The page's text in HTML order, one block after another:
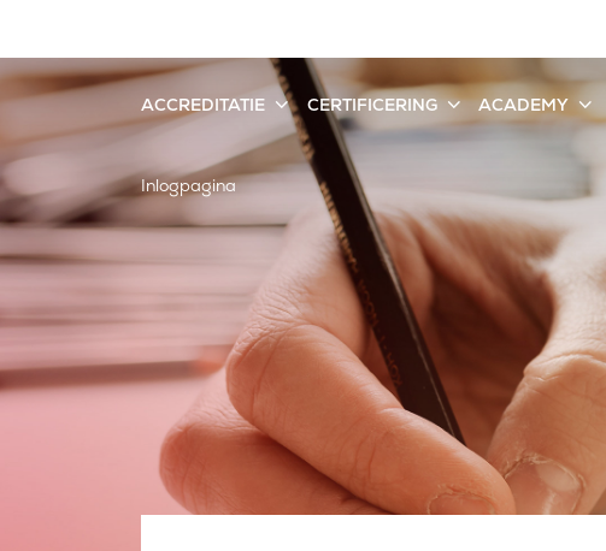
ACCREDITATIE CERTIFICERING ACADEMY
Inlogpagina